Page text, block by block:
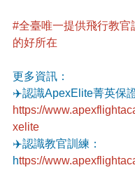
#全臺唯一提供飛行教官
的好所在
更多資訊：
✈️認識ApexElite菁英保
https://
xelite
✈️認識教官訓練：
https://